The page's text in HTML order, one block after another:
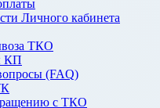
Личного кабинета
ТКО
КП
(FAQ)
с ТКО